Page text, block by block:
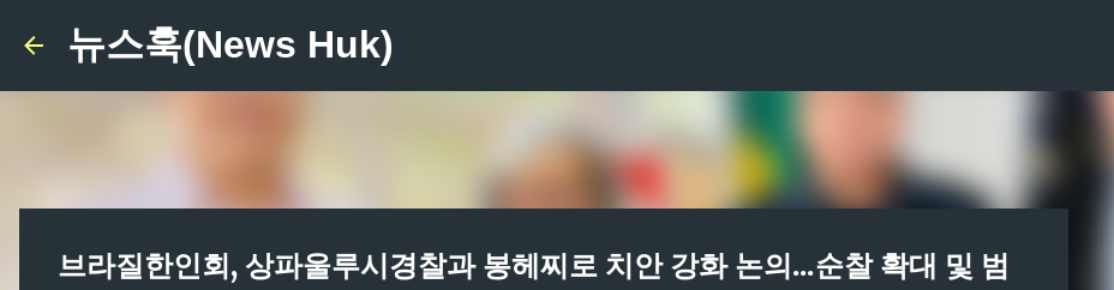
뉴스훅(News Huk)
브라질한인회, 상파울루시경찰과 봉헤찌로 치안 강화 논의...순찰 확대 및 범